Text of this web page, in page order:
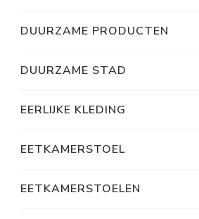
DUURZAME PRODUCTEN
DUURZAME STAD
EERLIJKE KLEDING
EETKAMERSTOEL
EETKAMERSTOELEN